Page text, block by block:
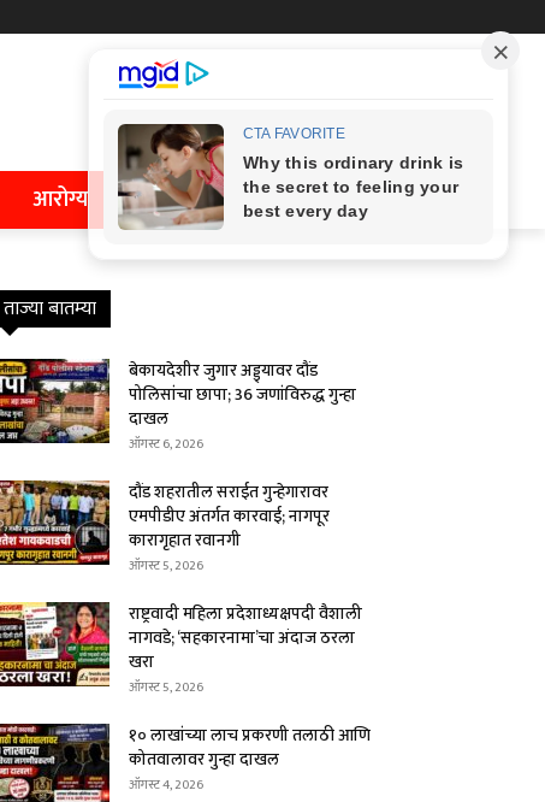
आरोग्य
ताज्या बातम्या
बेकायदेशीर जुगार अड्ड्यावर दौंड
पोलिसांचा छापा; 36 जणांविरुद्ध गुन्हा
दाखल
ऑगस्ट 6, 2026
दौंड शहरातील सराईत गुन्हेगारावर
एमपीडीए अंतर्गत कारवाई; नागपूर
कारागृहात रवानगी
ऑगस्ट 5, 2026
राष्ट्रवादी महिला प्रदेशाध्यक्षपदी वैशाली
नागवडे; ‘सहकारनामा’चा अंदाज ठरला
खरा
ऑगस्ट 5, 2026
१० लाखांच्या लाच प्रकरणी तलाठी आणि
कोतवालावर गुन्हा दाखल
ऑगस्ट 4, 2026